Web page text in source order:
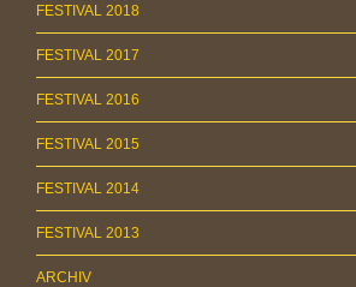
FESTIVAL 2018
FESTIVAL 2017
FESTIVAL 2016
FESTIVAL 2015
FESTIVAL 2014
FESTIVAL 2013
ARCHIV